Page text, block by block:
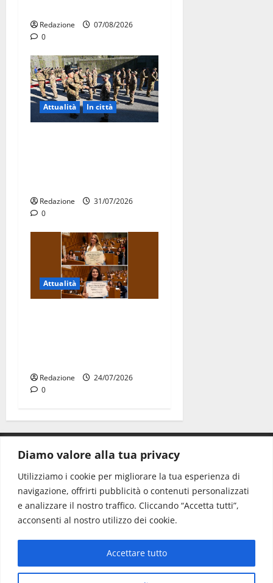
Diamo valore alla tua privacy
Utilizziamo i cookie per migliorare la tua esperienza di
navigazione, offrirti pubblicità o contenuti personalizzati
e analizzare il nostro traffico. Cliccando “Accetta tutti”,
acconsenti al nostro utilizzo dei cookie.
Accettare tutto
Redazione
07/08/2026
0
Attualità In città
Redazione
31/07/2026
0
Attualità
Redazione
24/07/2026
0
CONTATTI.
Redazione: redazione@www.martinasera.it
Direttore:direttore@www.martinasera.it
Info & Commerciale:info@www.martinasera.it
Home News Vivere la città EVENTI
Salute